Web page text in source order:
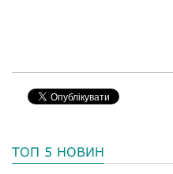
ТОП 5 НОВИН